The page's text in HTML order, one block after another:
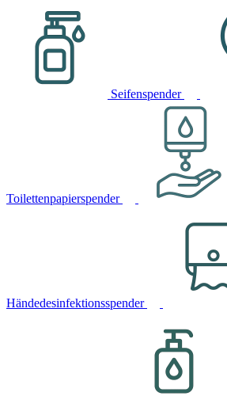
Seifenspender
Toilettenpapierspender
Händedesinfektionsspender